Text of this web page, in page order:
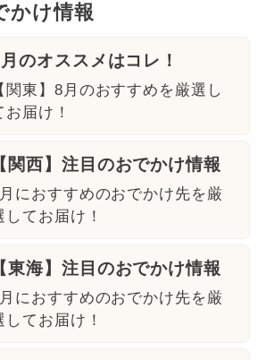
かけ情報
のオススメはコレ！
関東】8月のおすすめを厳選し
お届け！
【関西】注目のおでかけ情報
におすすめのおでかけ先を厳
してお届け！
【東海】注目のおでかけ情報
におすすめのおでかけ先を厳
してお届け！